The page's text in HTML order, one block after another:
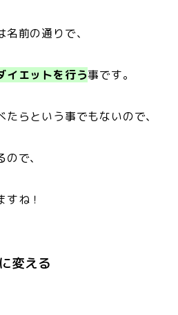
前の通りで、
イエットを行う事です。
らという事でもないので、
で、
ね！
変える